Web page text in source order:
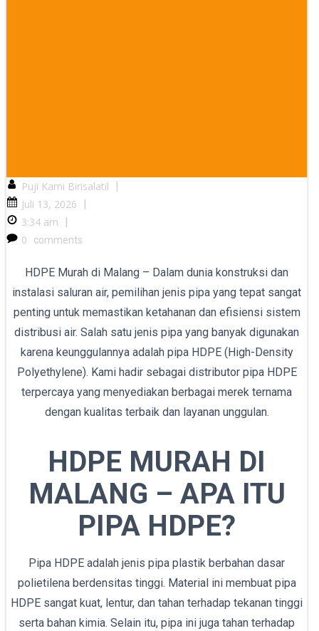
Puji Kami Birisalatil
|
Juli 13, 2026
|
3:34 am
|
0
comments
HDPE Murah di Malang – Dalam dunia konstruksi dan
instalasi saluran air, pemilihan jenis pipa yang tepat sangat
penting untuk memastikan ketahanan dan efisiensi sistem
distribusi air. Salah satu jenis pipa yang banyak digunakan
karena keunggulannya adalah pipa HDPE (High-Density
Polyethylene). Kami hadir sebagai distributor pipa HDPE
terpercaya yang menyediakan berbagai merek ternama
dengan kualitas terbaik dan layanan unggulan.
HDPE MURAH DI
MALANG – APA ITU
PIPA HDPE?
Pipa HDPE adalah jenis pipa plastik berbahan dasar
polietilena berdensitas tinggi. Material ini membuat pipa
HDPE sangat kuat, lentur, dan tahan terhadap tekanan tinggi
serta bahan kimia. Selain itu, pipa ini juga tahan terhadap